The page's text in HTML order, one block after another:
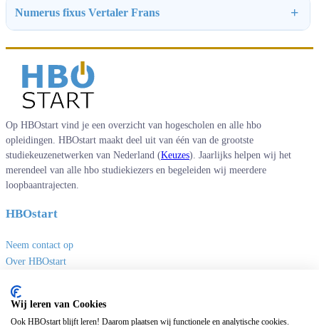
Numerus fixus Vertaler Frans
Op HBOstart vind je een overzicht van hogescholen en alle hbo
opleidingen. HBOstart maakt deel uit van één van de grootste
studiekeuzenetwerken van Nederland (Keuzes). Jaarlijks helpen wij het
merendeel van alle hbo studiekiezers en begeleiden wij meerdere
loopbaantrajecten.
HBOstart
Neem contact op
Over HBOstart
Disclaimer en privacy
Handige links
Wij leren van Cookies
Ook HBOstart blijft leren! Daarom plaatsen wij functionele en analytische cookies.